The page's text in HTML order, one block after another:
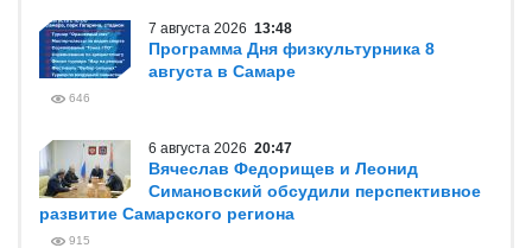
7 августа 2026 13:48
Программа Дня физкультурника 8
августа в Самаре
646
6 августа 2026 20:47
Вячеслав Федорищев и Леонид
Симановский обсудили перспективное
развитие Самарского региона
915